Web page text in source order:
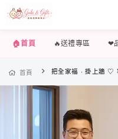
🏠首頁 🔥送禮專區 ❤
首頁 把全家福 · 掛上牆 ♡